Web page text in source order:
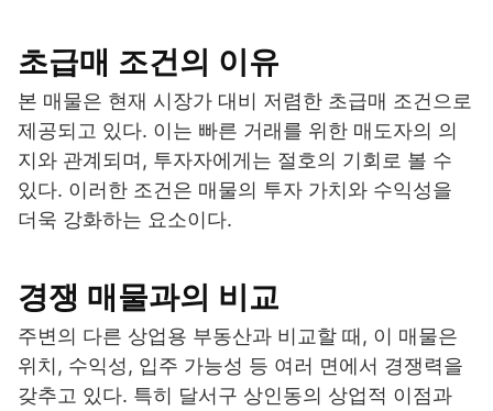
초급매 조건의 이유
본 매물은 현재 시장가 대비 저렴한 초급매 조건으로
제공되고 있다. 이는 빠른 거래를 위한 매도자의 의
지와 관계되며, 투자자에게는 절호의 기회로 볼 수
있다. 이러한 조건은 매물의 투자 가치와 수익성을
더욱 강화하는 요소이다.
경쟁 매물과의 비교
주변의 다른 상업용 부동산과 비교할 때, 이 매물은
위치, 수익성, 입주 가능성 등 여러 면에서 경쟁력을
갖추고 있다. 특히 달서구 상인동의 상업적 이점과